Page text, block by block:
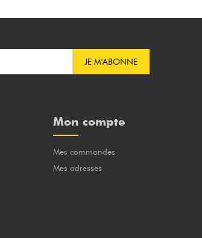
JE M'ABONNE
Mon compte
Mes commandes
Mes adresses